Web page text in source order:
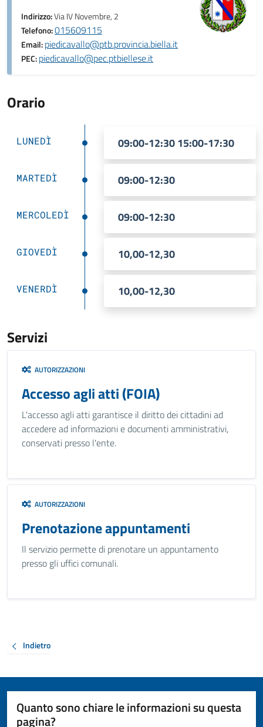
Indirizzo:Via IV Novembre, 2
Telefono:015609115
Email:piedicavallo@ptb.provincia.biella.it
PEC:piedicavallo@pec.ptbiellese.it
Orario
LUNEDÌ 09:00-12:30 15:00-17:30
MARTEDÌ 09:00-12:30
MERCOLEDÌ 09:00-12:30
GIOVEDÌ 10,00-12,30
VENERDÌ 10,00-12,30
Servizi
AUTORIZZAZIONI
Accesso agli atti (FOIA)
L'accesso agli atti garantisce il diritto dei cittadini ad
accedere ad informazioni e documenti amministrativi,
conservati presso l'ente.
AUTORIZZAZIONI
Prenotazione appuntamenti
Il servizio permette di prenotare un appuntamento
presso gli uffici comunali.
Indietro
Quanto sono chiare le informazioni su questa
pagina?